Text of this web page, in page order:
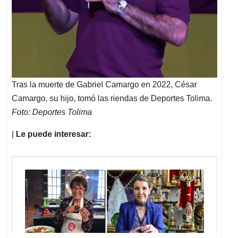
Tras la muerte de Gabriel Camargo en 2022, César
Camargo, su hijo, tomó las riendas de Deportes Tolima.
Foto: Deportes Tolima
Le puede interesar: